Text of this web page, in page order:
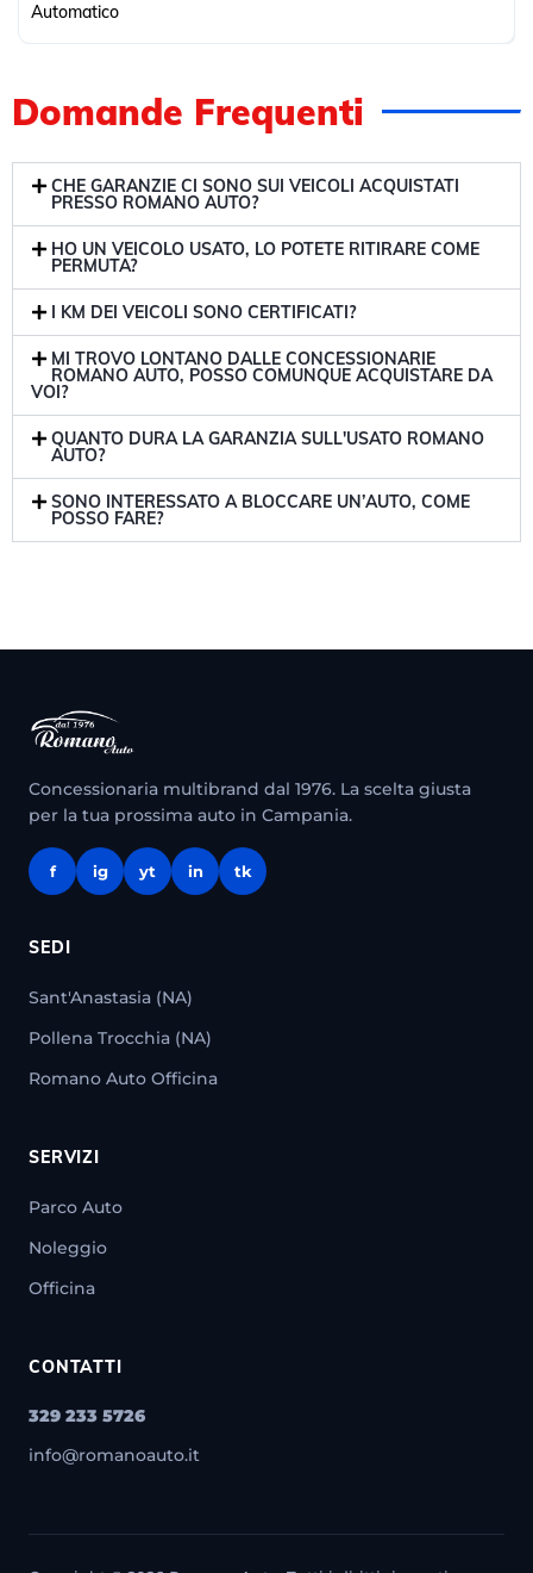
Automatico
Domande Frequenti
CHE GARANZIE CI SONO SUI VEICOLI ACQUISTATI
PRESSO ROMANO AUTO?
HO UN VEICOLO USATO, LO POTETE RITIRARE COME
PERMUTA?
I KM DEI VEICOLI SONO CERTIFICATI?
MI TROVO LONTANO DALLE CONCESSIONARIE
ROMANO AUTO, POSSO COMUNQUE ACQUISTARE DA
VOI?
QUANTO DURA LA GARANZIA SULL'USATO ROMANO
AUTO?
SONO INTERESSATO A BLOCCARE UN’AUTO, COME
POSSO FARE?
Concessionaria multibrand dal 1976. La scelta giusta
per la tua prossima auto in Campania.
f ig yt in tk
SEDI
Sant'Anastasia (NA)
Pollena Trocchia (NA)
Romano Auto Officina
SERVIZI
Parco Auto
Noleggio
Officina
CONTATTI
329 233 5726
info@romanoauto.it